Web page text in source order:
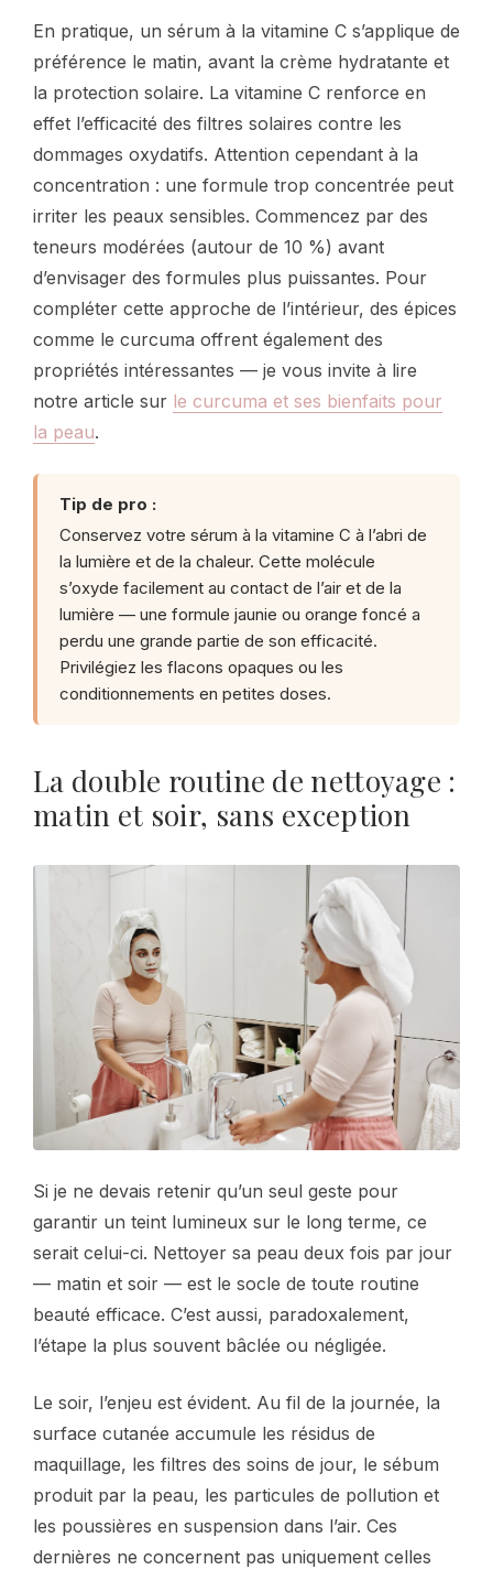
En pratique, un sérum à la vitamine C s’applique de
préférence le matin, avant la crème hydratante et
la protection solaire. La vitamine C renforce en
effet l’efficacité des filtres solaires contre les
dommages oxydatifs. Attention cependant à la
concentration : une formule trop concentrée peut
irriter les peaux sensibles. Commencez par des
teneurs modérées (autour de 10 %) avant
d’envisager des formules plus puissantes. Pour
compléter cette approche de l’intérieur, des épices
comme le curcuma offrent également des
propriétés intéressantes — je vous invite à lire
notre article sur le curcuma et ses bienfaits pour
la peau.
Tip de pro :
Conservez votre sérum à la vitamine C à l’abri de
la lumière et de la chaleur. Cette molécule
s’oxyde facilement au contact de l’air et de la
lumière — une formule jaunie ou orange foncé a
perdu une grande partie de son efficacité.
Privilégiez les flacons opaques ou les
conditionnements en petites doses.
La double routine de nettoyage :
matin et soir, sans exception
Si je ne devais retenir qu’un seul geste pour
garantir un teint lumineux sur le long terme, ce
serait celui-ci. Nettoyer sa peau deux fois par jour
— matin et soir — est le socle de toute routine
beauté efficace. C’est aussi, paradoxalement,
l’étape la plus souvent bâclée ou négligée.
Le soir, l’enjeu est évident. Au fil de la journée, la
surface cutanée accumule les résidus de
maquillage, les filtres des soins de jour, le sébum
produit par la peau, les particules de pollution et
les poussières en suspension dans l’air. Ces
dernières ne concernent pas uniquement celles